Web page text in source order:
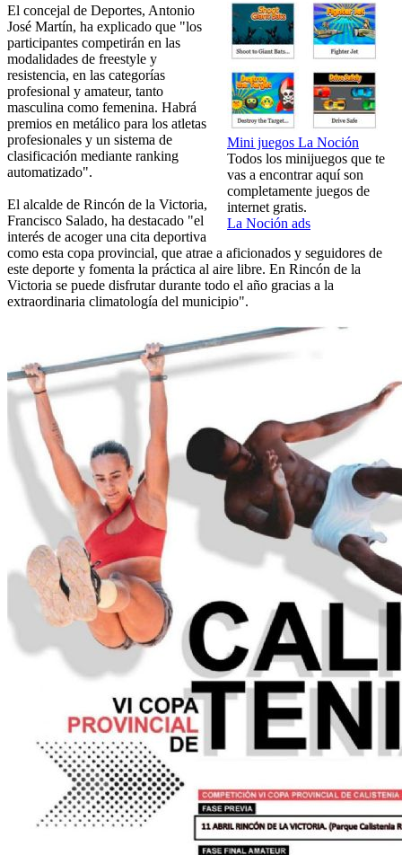
Mini juegos La Noción
Todos los minijuegos que te
vas a encontrar aquí son
completamente juegos de
internet gratis.
La Noción ads
El concejal de Deportes, Antonio
José Martín, ha explicado que "los
participantes competirán en las
modalidades de freestyle y
resistencia, en las categorías
profesional y amateur, tanto
masculina como femenina. Habrá
premios en metálico para los atletas
profesionales y un sistema de
clasificación mediante ranking
automatizado".
El alcalde de Rincón de la Victoria,
Francisco Salado, ha destacado "el
interés de acoger una cita deportiva
como esta copa provincial, que atrae a aficionados y seguidores de
este deporte y fomenta la práctica al aire libre. En Rincón de la
Victoria se puede disfrutar durante todo el año gracias a la
extraordinaria climatología del municipio".